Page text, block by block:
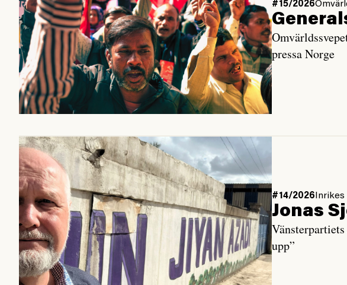
#15/2026
pressa Norge
#14/2026 Inrikes
Jonas
upp”